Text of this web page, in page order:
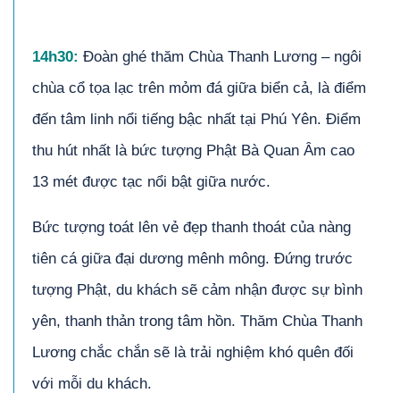
14h30: Đoàn ghé thăm Chùa Thanh Lương – ngôi
chùa cổ tọa lạc trên mỏm đá giữa biển cả, là điểm
đến tâm linh nổi tiếng bậc nhất tại Phú Yên. Điểm
thu hút nhất là bức tượng Phật Bà Quan Âm cao
13 mét được tạc nổi bật giữa nước.
Bức tượng toát lên vẻ đẹp thanh thoát của nàng
tiên cá giữa đại dương mênh mông. Đứng trước
tượng Phật, du khách sẽ cảm nhận được sự bình
yên, thanh thản trong tâm hồn. Thăm Chùa Thanh
Lương chắc chắn sẽ là trải nghiệm khó quên đối
với mỗi du khách.